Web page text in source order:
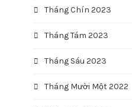
Tháng Chín 2023
Tháng Tám 2023
Tháng Sáu 2023
Tháng Mười Một 2022